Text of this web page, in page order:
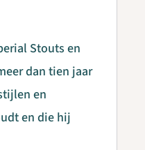
Stouts en
dan tien jaar
en
en die hij